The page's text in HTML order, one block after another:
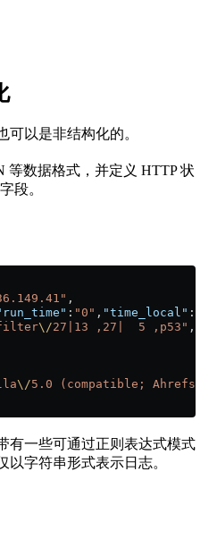
可以是非结构化的。
等数据格式，并定义 HTTP 状
段。
,
: "0" , "time_local" :
\/27|13 ,27|  5 ,p53" ,
\/5.0 (compatible; AhrefsBot
有一些可通过正则表达式模式
字符串形式表示日志。